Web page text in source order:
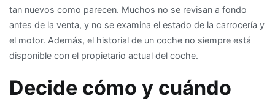
tan nuevos como parecen. Muchos no se revisan a fondo
antes de la venta, y no se examina el estado de la carrocería y
el motor. Además, el historial de un coche no siempre está
disponible con el propietario actual del coche.
Decide cómo y cuándo